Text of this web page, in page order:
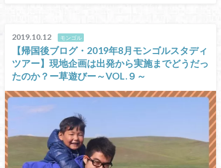
2019.10.12 モンゴル
【帰国後ブログ・2019年8月モンゴルスタディ
ツアー】現地企画は出発から実施までどうだっ
たのか？ー草遊びー～VOL.９～